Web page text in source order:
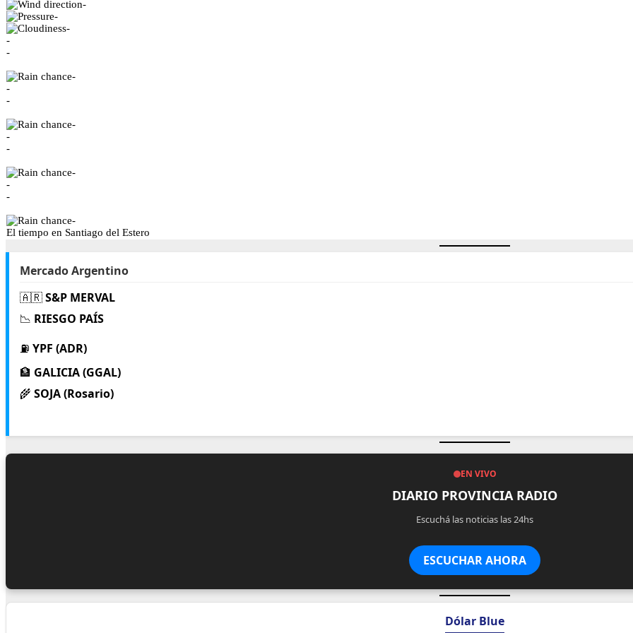
-
-
-
-
-
-
-
-
-
-
-
-
-
-
-
El tiempo en Santiago del Estero
Mercado Argentino
🇦🇷S&P MERVAL
📉 RIESGO PAÍS
⛽ YPF (ADR)
🏦 GALICIA (GGAL)
🌾 SOJA (Rosario)
EN VIVO
DIARIO PROVINCIA RADIO
Escuchá las noticias las 24hs
ESCUCHAR AHORA
Dólar Blue